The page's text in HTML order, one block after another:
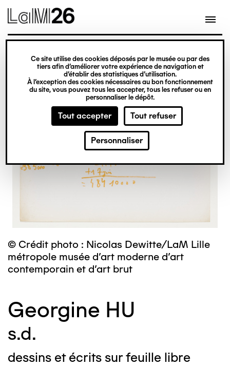
Gestion des cookies
Ce site utilise des cookies déposés par le musée ou par des
tiers afin d’améliorer votre expérience de navigation et
d’établir des statistiques d’utilisation.
À l’exception des cookies nécessaires au bon fonctionnement
du site, vous pouvez tous les accepter, tous les refuser ou en
personnaliser le dépôt.
Tout accepter Tout refuser
Personnaliser
contenu
© Crédit photo : Nicolas Dewitte/LaM Lille
métropole musée d’art moderne d’art
contemporain et d’art brut
Georgine HU
s.d.
dessins et écrits sur feuille libre